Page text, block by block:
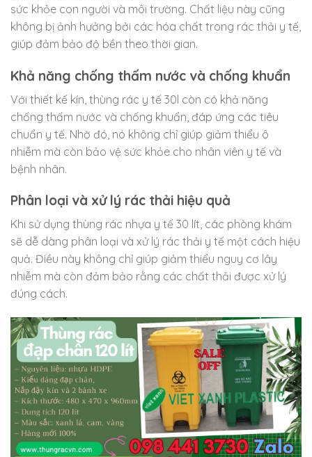
sức khỏe con người và môi trường. Chất liệu này cũng
không bị ảnh hưởng bởi các hóa chất trong rác thải y tế,
giúp đảm bảo độ bền theo thời gian.
Khả năng chống thấm nước và chống khuẩn
Với thiết kế kín, thùng rác y tế 30l còn có khả năng
chống thấm nước và chống khuẩn, đáp ứng các tiêu
chuẩn y tế. Nhờ đó, nó không chỉ giúp giảm thiểu ô
nhiễm mà còn bảo vệ sức khỏe cho nhân viên y tế và
bệnh nhân.
Phân loại và xử lý rác thải hiệu quả
Khi sử dụng thùng rác nhựa y tế 30 lít, các phòng khám
sẽ dễ dàng phân loại và xử lý rác thải y tế một cách hiệu
quả. Điều này không chỉ giúp giảm thiểu nguy cơ lây
nhiễm mà còn đảm bảo rằng các chất thải được xử lý
đúng cách.